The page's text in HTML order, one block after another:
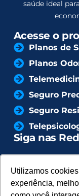
Utilizamos
experiência,
Utilizamos
experiência,
saúde ideal
Acesse o
Planos de
Planos
Seguro
Seguro
Siga nas